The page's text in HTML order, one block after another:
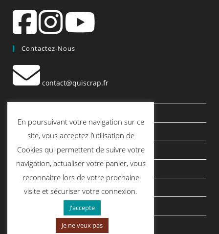
Contactez-Nous
contact@quiscrap.fr
Le Blog
Conditions générales de vente
Mentions légales
Politique de confidentialité
politique de cookies
En poursuivant votre navigation sur ce
site, vous acceptez l’utilisation de
Cookies qui permettent de suivre votre
navigation, actualiser votre panier, vous
reconnaitre lors de votre prochaine
visite et sécuriser votre connexion.
J'accepte
Je ne veux pas